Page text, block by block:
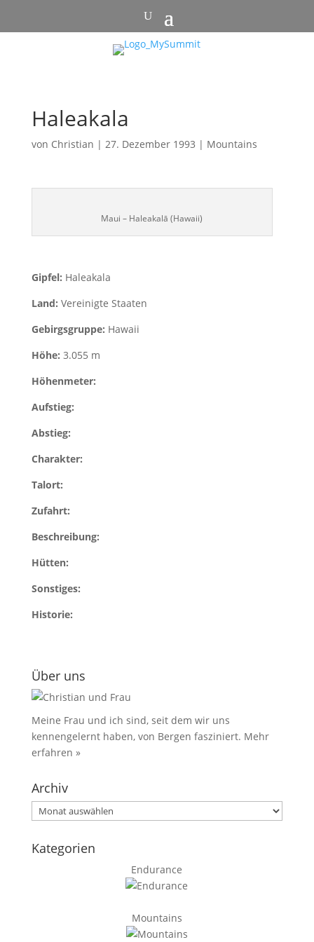
Haleakala
von Christian | 27. Dezember 1993 | Mountains
Maui – Haleakalā (Hawaii)
Gipfel: Haleakala
Land: Vereinigte Staaten
Gebirgsgruppe: Hawaii
Höhe: 3.055 m
Höhenmeter:
Aufstieg:
Abstieg:
Charakter:
Talort:
Zufahrt:
Beschreibung:
Hütten:
Sonstiges:
Historie:
Über uns
Meine Frau und ich sind, seit dem wir uns
kennengelernt haben, von Bergen fasziniert. Mehr
erfahren »
Archiv
Archiv
Kategorien
Endurance
Mountains